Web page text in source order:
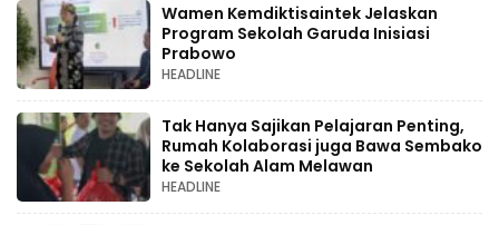
Wamen Kemdiktisaintek Jelaskan
Program Sekolah Garuda Inisiasi
Prabowo
HEADLINE
Tak Hanya Sajikan Pelajaran Penting,
Rumah Kolaborasi juga Bawa Sembako
ke Sekolah Alam Melawan
HEADLINE